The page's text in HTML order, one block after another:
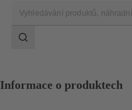
vyhledávání
Rozsah
Informace o produktech